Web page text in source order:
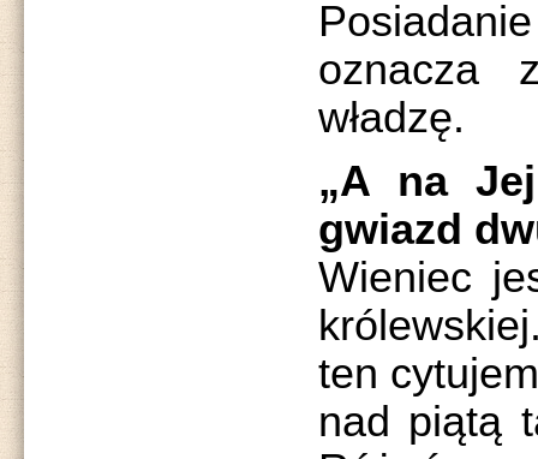
oznacza
władzę.
„A na
gwiazd
Wieniec
ten
nad piątą